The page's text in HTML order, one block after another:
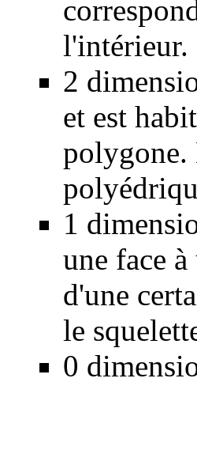
l'intérieur.
2
et est
polygone.
1
une face
d'une
le
0